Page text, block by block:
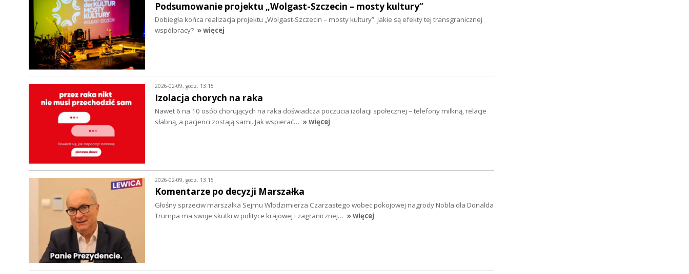
Podsumowanie projektu „Wolgast-Szczecin – mosty kultury”
Dobiegła końca realizacja projektu „Wolgast-Szczecin – mosty kultury”. Jakie są efekty tej transgranicznej
współpracy? » więcej
2026-02-09, godz. 13:15
Izolacja chorych na raka
Nawet 6 na 10 osób chorujących na raka doświadcza poczucia izolacji społecznej – telefony milkną, relacje
słabną, a pacjenci zostają sami. Jak wspierać… » więcej
2026-02-09, godz. 13:15
Komentarze po decyzji Marszałka
Głośny sprzeciw marszałka Sejmu Włodzimierza Czarzastego wobec pokojowej nagrody Nobla dla Donalda
Trumpa ma swoje skutki w polityce krajowej i zagranicznej… » więcej